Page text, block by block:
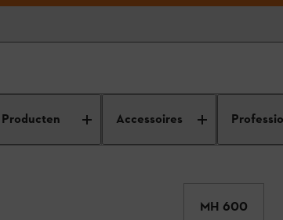
Producten Accessoires
MH 600